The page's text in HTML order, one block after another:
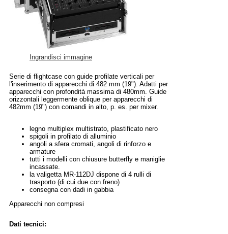
Ingrandisci immagine
Serie di flightcase con guide profilate verticali per
l'inserimento di apparecchi di 482 mm (19"). Adatti per
apparecchi con profondità massima di 480mm. Guide
orizzontali leggermente oblique per apparecchi di
482mm (19") con comandi in alto, p. es. per mixer.
legno multiplex multistrato, plastificato nero
spigoli in profilato di alluminio
angoli a sfera cromati, angoli di rinforzo e
armature
tutti i modelli con chiusure butterfly e maniglie
incassate.
la valigetta MR-112DJ dispone di 4 rulli di
trasporto (di cui due con freno)
consegna con dadi in gabbia
Apparecchi non compresi
Dati tecnici: